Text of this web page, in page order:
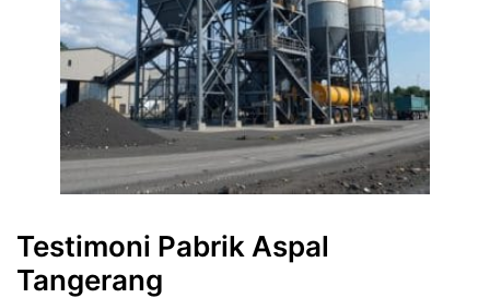
Testimoni Pabrik Aspal
Tangerang